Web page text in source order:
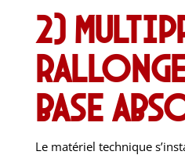
2)
base
Le matériel technique